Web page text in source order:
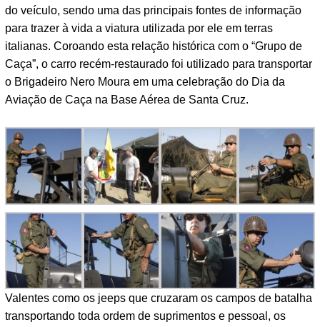
do veículo, sendo uma das principais fontes de informação
para trazer à vida a viatura utilizada por ele em terras
italianas. Coroando esta relação histórica com o “Grupo de
Caça”, o carro recém-restaurado foi utilizado para transportar
o Brigadeiro Nero Moura em uma celebração do Dia da
Aviação de Caça na Base Aérea de Santa Cruz.
Valentes como os jeeps que cruzaram os campos de batalha
transportando toda ordem de suprimentos e pessoal, os